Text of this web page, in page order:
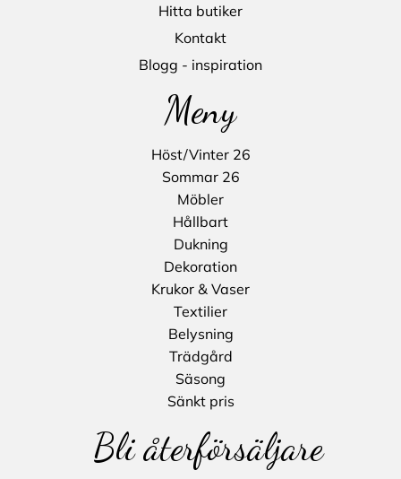
Hitta butiker
Kontakt
Blogg - inspiration
Meny
Höst/Vinter 26
Sommar 26
Möbler
Hållbart
Dukning
Dekoration
Krukor & Vaser
Textilier
Belysning
Trädgård
Säsong
Sänkt pris
Bli återförsäljare